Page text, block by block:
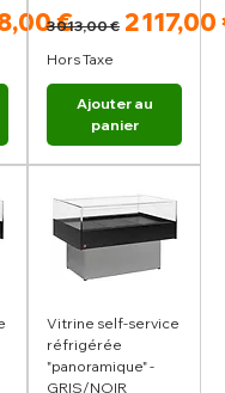
promotionnel
€
Prix original
3 013,00 € Prix
2 117,00 €
Hors Taxe
Ajouter au
panier
Vitrine self-service
réfrigérée
"panoramique" -
GRIS/NOIR